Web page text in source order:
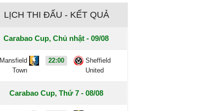
LỊCH THI ĐẤU - KẾT QUẢ
Carabao Cup, Chủ nhật - 09/08
Mansfield
Town
22:00
Sheffield
United
Carabao Cup, Thứ 7 - 08/08